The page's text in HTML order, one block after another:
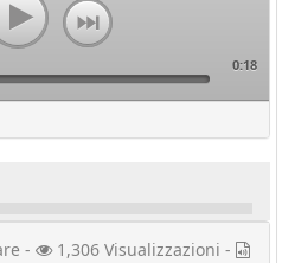
0:18
-
1,306 Visualizzazioni -